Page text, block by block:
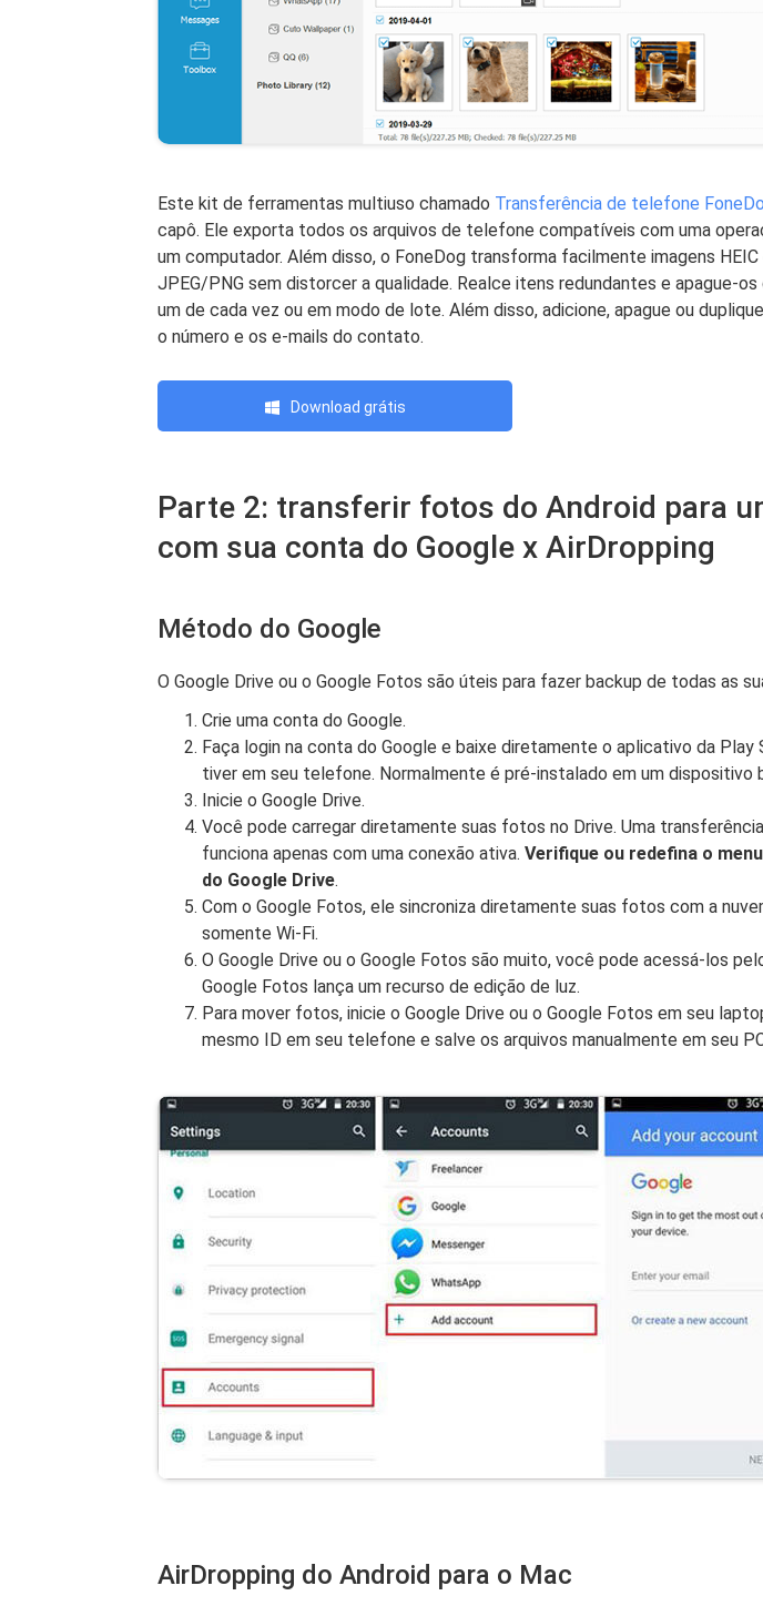
Este kit de ferramentas multiuso chamado Transferência de telefone
capô. Ele exporta todos os arquivos de telefone compatíveis com uma
um computador. Além disso, o FoneDog transforma facilmente imagens
JPEG/PNG sem distorcer a qualidade. Realce itens redundantes e apague-
um de cada vez ou em modo de lote. Além disso, adicione, apague ou
o número e os e-mails do contato.
Download grátis
Parte 2: transferir fotos do Android para
com sua conta do Google x AirDropping
Método do Google
O Google Drive ou o Google Fotos são úteis para fazer backup de todas as
Crie uma conta do Google.
Faça login na conta do Google e baixe diretamente o aplicativo da Play
tiver em seu telefone. Normalmente é pré-instalado em um dispositivo
Inicie o Google Drive.
Você pode carregar diretamente suas fotos no Drive. Uma
funciona apenas com uma conexão ativa. Verifique ou redefina o
do Google Drive.
Com o Google Fotos, ele sincroniza diretamente suas fotos com a
somente Wi-Fi.
O Google Drive ou o Google Fotos são muito, você pode acessá-los
Google Fotos lança um recurso de edição de luz.
Para mover fotos, inicie o Google Drive ou o Google Fotos em seu
mesmo ID em seu telefone e salve os arquivos manualmente em seu
AirDropping do Android para o Mac